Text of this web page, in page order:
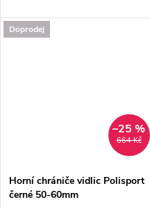
Doprodej
664 Kč
–25 %
Horní chrániče vidlic Polisport
černé 50-60mm